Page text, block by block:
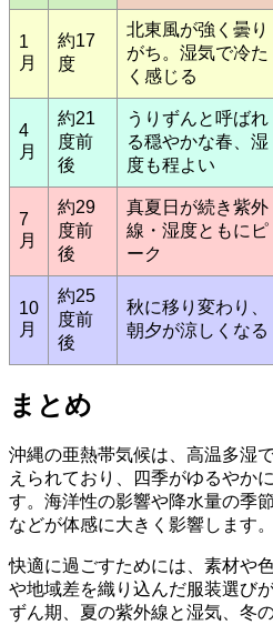
1
月
約17
度
北東風が強く曇り
がち。湿気で冷た
く感じる
4
月
約21
度前
後
うりずんと呼ばれ
る穏やかな春、湿
度も程よい
7
月
約29
度前
後
真夏日が続き紫外
線・湿度ともにピ
ーク
10
月
約25
度前
後
秋に移り変わり、
朝夕が涼しくなる
まとめ
沖縄の亜熱帯気候は、高温多湿
えられており、四季がゆるやか
す。海洋性の影響や降水量の季
などが体感に大きく影響します。
快適に過ごすためには、素材や
や地域差を織り込んだ服装選び
ずん期、夏の紫外線と湿気、冬